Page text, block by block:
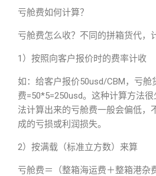
亏舱费如何计算？
亏舱费怎么收？不同的拼箱货代，
1）按照向客户报价时的费率计收
如：给客户报价50usd/CBM，亏舱
费=50*5=250usd。这种计算方法
法计算出来的亏舱费一般会偏低，
成的亏损或利润损失。
2）按满载（标准立方数）来算
亏舱费＝（整箱海运费＋整箱港杂